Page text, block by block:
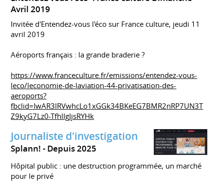
Avril 2019
Invitée d'Entendez-vous l'éco sur France culture, jeudi 11
avril 2019
Aéroports français : la grande braderie ?
https://www.franceculture.fr/emissions/entendez-vous-
leco/leconomie-de-laviation-44-privatisation-des-
aeroports?
fbclid=IwAR3lRVwhcLo1xGGk34BKeEG7BMR2nRP7UN3T
Z9kyG7Lz0-TfhlIgJjsRYHk
Journaliste d'investigation
Splann! Depuis 2025
Hôpital public : une destruction programmée, un marché
pour le privé